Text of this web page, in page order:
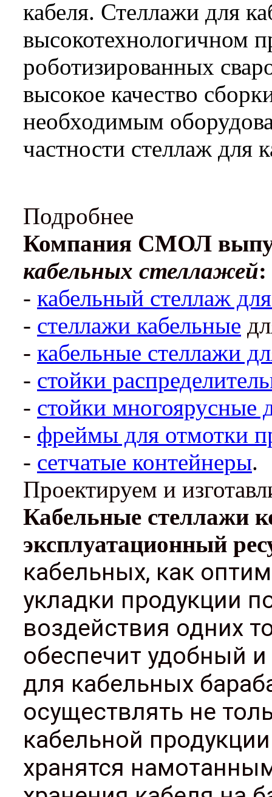
кабеля. Стеллажи для
высокотехнологичном
роботизированных
высокое качество
необходимым
частности стеллаж для
Подробнее
Компания СМОЛ
кабельных стеллажей:
- кабельный стеллаж
- стеллажи кабельные
- кабельные стеллажи
- стойки
- стойки многоярусные
- фреймы для отмотки
- сетчатые контейнеры.
Проектируем и
Кабельные стеллажи
эксплуатационный
кабельных, как
укладки продукции
воздействия одних
обеспечит удобный
для кабельных
осуществлять не
кабельной
хранятся